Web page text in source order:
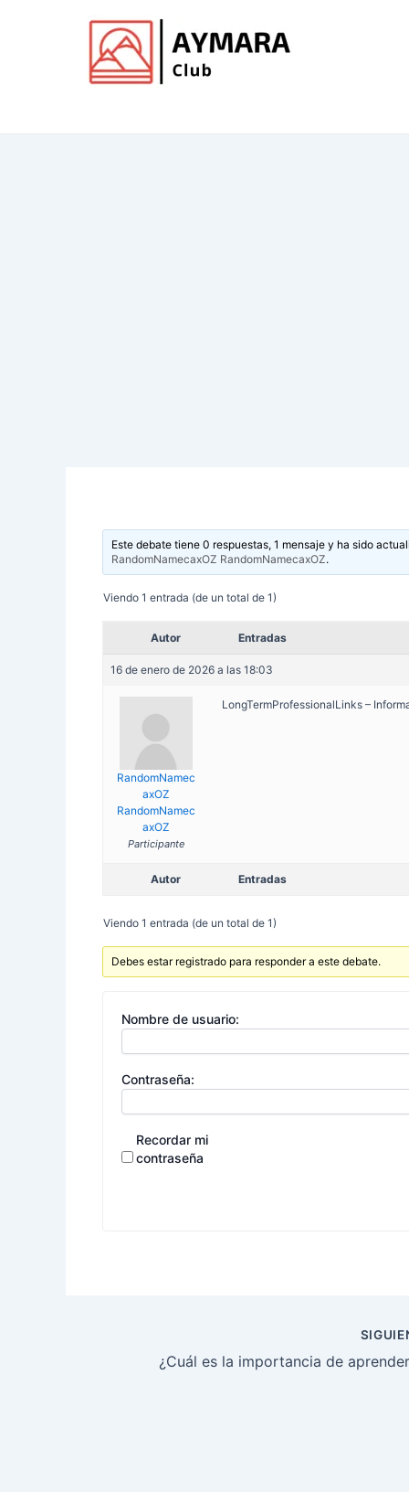
Este debate tiene 0 respuestas, 1 mensaje y ha sido
RandomNamecaxOZ RandomNamecaxOZ.
Viendo 1 entrada (de un total de 1)
Autor Entradas
16 de enero de 2026 a las 18:03
RandomNamec
axOZ
RandomNamec
axOZ
Participante
LongTermProfessionalLinks –
Autor Entradas
Viendo 1 entrada (de un total de 1)
Debes estar registrado para responder a este debate.
Nombre de usuario:
Contraseña:
Recordar mi
contraseña